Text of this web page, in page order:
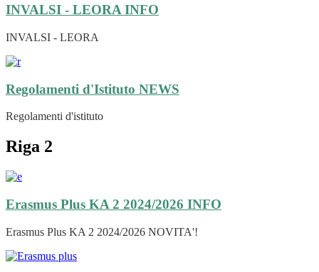
INVALSI - LEORAINFO
INVALSI - LEORA
Regolamenti d'Istituto NEWS
Regolamenti d'istituto
Riga 2
Erasmus Plus KA 2 2024/2026 INFO
Erasmus Plus KA 2 2024/2026 NOVITA'!